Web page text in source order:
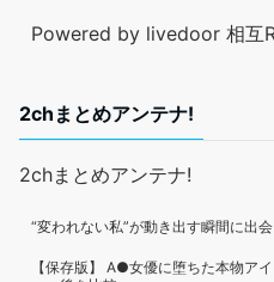
Powered by livedoor 相互
2chまとめアンテナ!
2chまとめアンテナ!
“変われない私”が動き出す瞬間に出会
【保存版】 A●女優に堕ちた本物ア